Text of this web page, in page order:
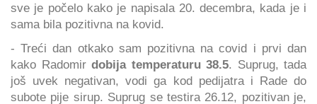
sve je počelo kako je napisala 20. decembra, kada je i
sama bila pozitivna na kovid.
- Treći dan otkako sam pozitivna na covid i prvi dan
kako Radomir dobija temperaturu 38.5. Suprug, tada
još uvek negativan, vodi ga kod pedijatra i Rade do
subote pije sirup. Suprug se testira 26.12, pozitivan je,